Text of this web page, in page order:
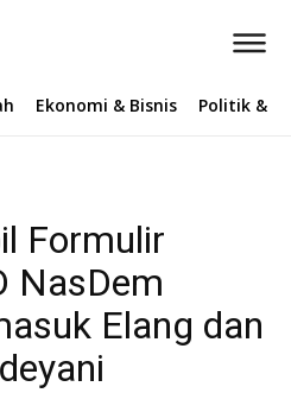
Ekonomi & Bisnis Politik &
Formulir
NasDem
Elang dan